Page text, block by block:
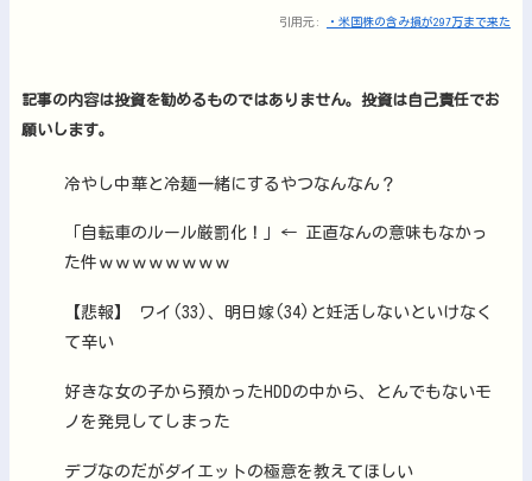
引用元: ・米国株の含み損が297万まで来た
記事の内容は投資を勧めるものではありません。投資は自己責任でお
願いします。
冷やし中華と冷麺一緒にするやつなんなん？
「自転車のルール厳罰化！」← 正直なんの意味もなかっ
た件ｗｗｗｗｗｗｗｗ
【悲報】 ワイ(33)、明日嫁(34)と妊活しないといけなく
て辛い
好きな女の子から預かったHDDの中から、とんでもないモ
ノを発見してしまった
デブなのだがダイエットの極意を教えてほしい